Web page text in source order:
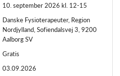
10. september 2026 kl. 12-15
Danske Fysioterapeuter, Region
Nordjylland, Sofiendalsvej 3, 9200
Aalborg SV
Gratis
03.09.2026